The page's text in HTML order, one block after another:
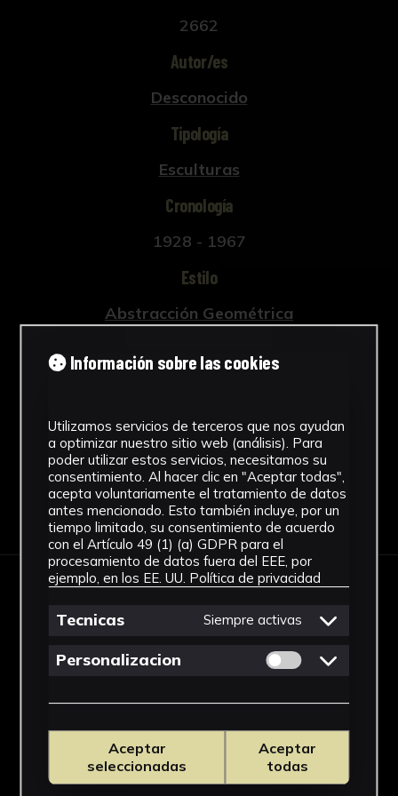
2662
Autor/es
Desconocido
Tipología
Esculturas
Cronología
1928 - 1967
Estilo
Abstracción Geométrica
Descargar Ficha
IMÁGENES
Información sobre las cookies
Utilizamos servicios de terceros que nos ayudan
a optimizar nuestro sitio web (análisis). Para
poder utilizar estos servicios, necesitamos su
consentimiento. Al hacer clic en "Aceptar todas",
acepta voluntariamente el tratamiento de datos
antes mencionado. Esto también incluye, por un
tiempo limitado, su consentimiento de acuerdo
con el Artículo 49 (1) (a) GDPR para el
procesamiento de datos fuera del EEE, por
ejemplo, en los EE. UU. Política de privacidad
Tecnicas Siempre activas
Personalizacion Permitir cookies
Aceptar
seleccionadas
Aceptar
todas